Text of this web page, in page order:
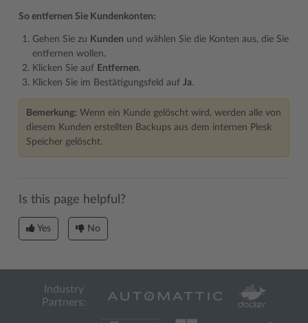
So entfernen Sie Kundenkonten:
Gehen Sie zu Kunden und wählen Sie die Konten aus, die Sie
entfernen wollen.
Klicken Sie auf Entfernen.
Klicken Sie im Bestätigungsfeld auf Ja.
Bemerkung: Wenn ein Kunde gelöscht wird, werden alle von
diesem Kunden erstellten Backups aus dem internen Plesk
Speicher gelöscht.
Is this page helpful?
Yes No
Industry
Partners: